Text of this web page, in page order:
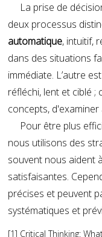
La prise de
deux processus
automatique, intuitif,
dans des situations
immédiate. L’autre
réfléchi, lent et ciblé
concepts,
Pour être plus
nous utilisons des
souvent nous aident
satisfaisantes.
précises et peuvent
systématiques et
[1] Critical Thinking: